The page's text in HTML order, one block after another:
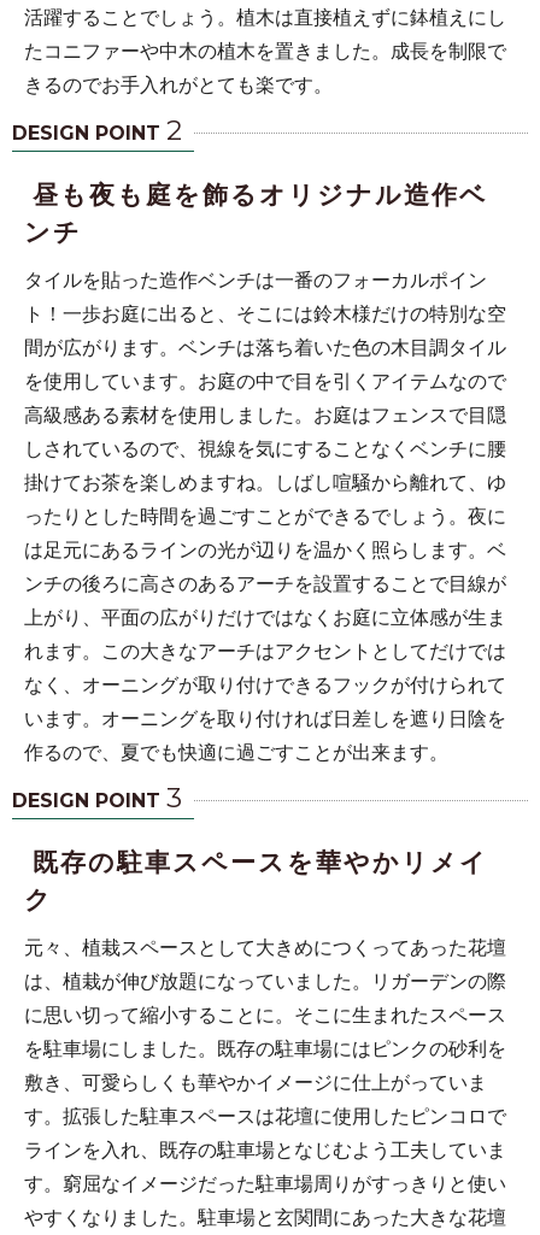
活躍することでしょう。植木は直接植えずに鉢植えにし
たコニファーや中木の植木を置きました。成長を制限で
きるのでお手入れがとても楽です。
DESIGN POINT 2
昼も夜も庭を飾るオリジナル造作ベ
ンチ
タイルを貼った造作ベンチは一番のフォーカルポイン
ト！一歩お庭に出ると、そこには鈴木様だけの特別な空
間が広がります。ベンチは落ち着いた色の木目調タイル
を使用しています。お庭の中で目を引くアイテムなので
高級感ある素材を使用しました。お庭はフェンスで目隠
しされているので、視線を気にすることなくベンチに腰
掛けてお茶を楽しめますね。しばし喧騒から離れて、ゆ
ったりとした時間を過ごすことができるでしょう。夜に
は足元にあるラインの光が辺りを温かく照らします。ベ
ンチの後ろに高さのあるアーチを設置することで目線が
上がり、平面の広がりだけではなくお庭に立体感が生ま
れます。この大きなアーチはアクセントとしてだけでは
なく、オーニングが取り付けできるフックが付けられて
います。オーニングを取り付ければ日差しを遮り日陰を
作るので、夏でも快適に過ごすことが出来ます。
DESIGN POINT 3
既存の駐車スペースを華やかリメイ
ク
元々、植栽スペースとして大きめにつくってあった花壇
は、植栽が伸び放題になっていました。リガーデンの際
に思い切って縮小することに。そこに生まれたスペース
を駐車場にしました。既存の駐車場にはピンクの砂利を
敷き、可愛らしくも華やかイメージに仕上がっていま
す。拡張した駐車スペースは花壇に使用したピンコロで
ラインを入れ、既存の駐車場となじむよう工夫していま
す。窮屈なイメージだった駐車場周りがすっきりと使い
やすくなりました。駐車場と玄関間にあった大きな花壇